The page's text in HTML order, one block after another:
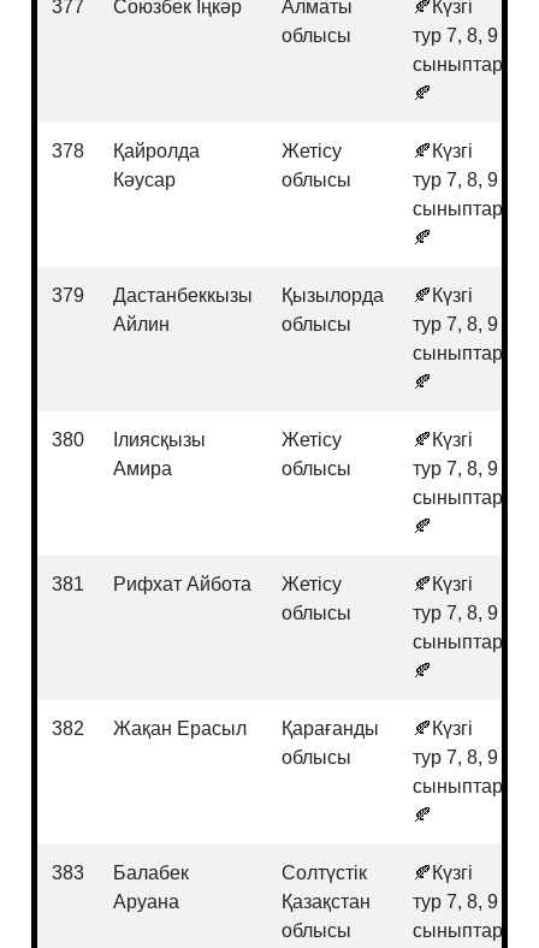
377 Союзбек Іңкәр
Алматы
облысы
🍂Күзгі
тур 7, 8, 9
сыныптар
🍂
378
Қайролда
Кәусар
Жетісу
облысы
🍂Күзгі
тур 7, 8, 9
сыныптар
🍂
379
Дастанбеккызы
Айлин
Қызылорда
облысы
🍂Күзгі
тур 7, 8, 9
сыныптар
🍂
380
Ілиясқызы
Амира
Жетісу
облысы
🍂Күзгі
тур 7, 8, 9
сыныптар
🍂
381 Рифхат Айбота
Жетісу
облысы
🍂Күзгі
тур 7, 8, 9
сыныптар
🍂
382 Жақан Ерасыл
Қарағанды
облысы
🍂Күзгі
тур 7, 8, 9
сыныптар
🍂
383
Балабек
Аруана
Солтүстік
Қазақстан
облысы
🍂Күзгі
тур 7, 8, 9
сыныптар